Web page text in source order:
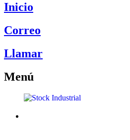
Inicio
Correo
Llamar
Menú